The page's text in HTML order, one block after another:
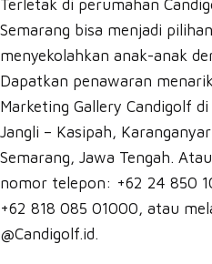
Terletak di perumahan
Semarang bisa menjadi
menyekolahkan anak-anak
Dapatkan penawaran
Marketing Gallery Candigolf
Jangli – Kasipah,
Semarang, Jawa Tengah.
nomor telepon: +62 24 850
+62 818 085 01000, atau
@Candigolf.id⁠.